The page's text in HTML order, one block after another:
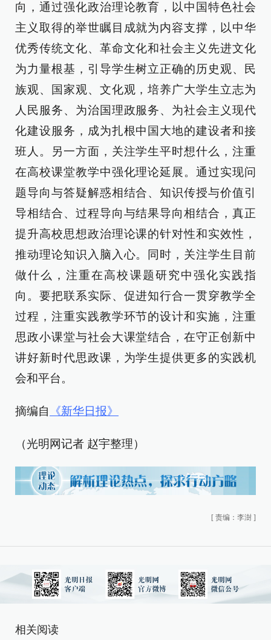
向，通过强化政治理论教育，以中国特色社会
主义取得的举世瞩目成就为内容支撑，以中华
优秀传统文化、革命文化和社会主义先进文化
为力量根基，引导学生树立正确的历史观、民
族观、国家观、文化观，培养广大学生立志为
人民服务、为治国理政服务、为社会主义现代
化建设服务，成为扎根中国大地的建设者和接
班人。另一方面，关注学生平时想什么，注重
在高校课堂教学中强化理论延展。通过实现问
题导向与答疑解惑相结合、知识传授与价值引
导相结合、过程导向与结果导向相结合，真正
提升高校思想政治理论课的针对性和实效性，
推动理论知识入脑入心。同时，关注学生目前
做什么，注重在高校课题研究中强化实践指
向。要把联系实际、促进知行合一贯穿教学全
过程，注重实践教学环节的设计和实施，注重
思政小课堂与社会大课堂结合，在守正创新中
讲好新时代思政课，为学生提供更多的实践机
会和平台。
摘编自 《新华日报》
（光明网记者 赵宇整理）
[ 责编：李澍 ]
相关阅读